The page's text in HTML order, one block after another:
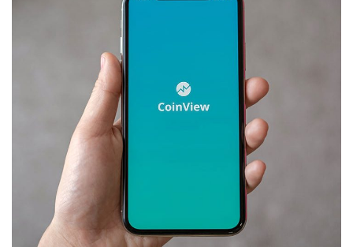
Mobile Coin View App